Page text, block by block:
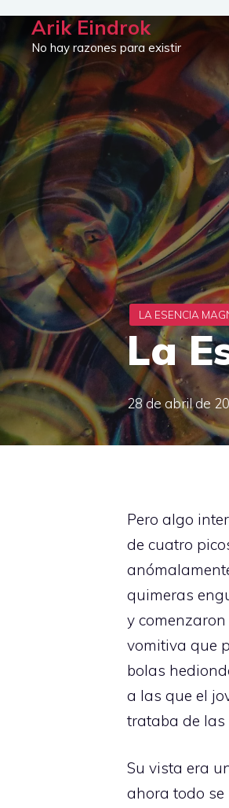
Saltar
contenido
Arik Eindrok
No hay razones para existir
La
28 de abril de
Pero algo
de cuatro
quimeras
y
vomitiva que
bolas
a las que el
trataba de las
Su vista era
ahora todo